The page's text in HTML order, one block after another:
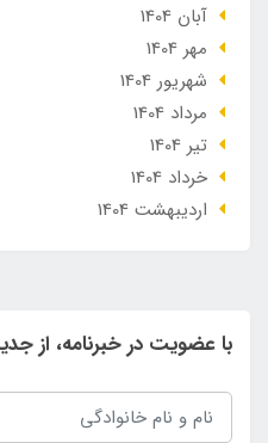
آبان 1404
مهر 1404
شهریور 1404
مرداد 1404
تير 1404
خرداد 1404
ارديبهشت 1404
با عضویت در خبرنامه، از